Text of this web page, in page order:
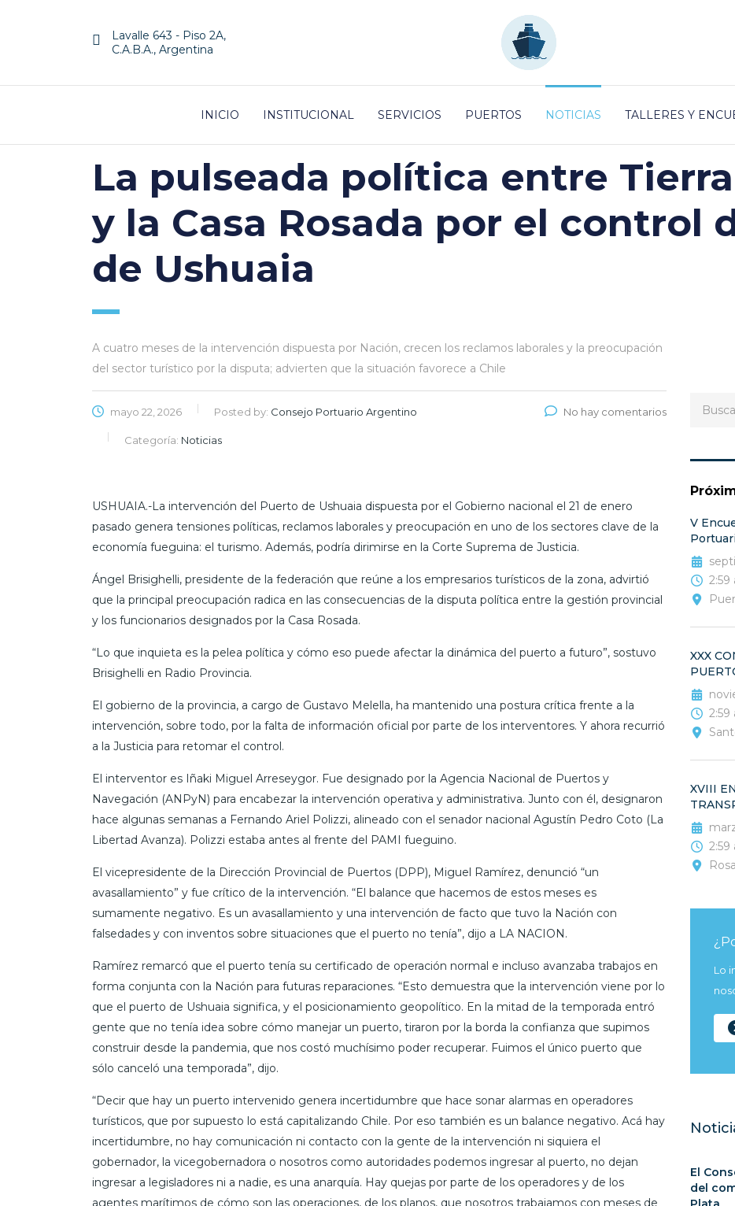
Lavalle 643 - Piso 2A,
C.A.B.A., Argentina
INICIO INSTITUCIONAL SERVICIOS PUERTOS NOTICIAS TALLERES Y
La pulseada política entre
y la Casa Rosada por el control
de Ushuaia
A cuatro meses de la intervención dispuesta por Nación, crecen los reclamos laborales y la preocupación
del sector turístico por la disputa; advierten que la situación favorece a Chile
mayo 22, 2026 Posted by: Consejo Portuario Argentino
Categoría: Noticias
No hay comentarios
USHUAIA.-La intervención del Puerto de Ushuaia dispuesta por el Gobierno nacional el 21 de enero
pasado genera tensiones políticas, reclamos laborales y preocupación en uno de los sectores clave de la
economía fueguina: el turismo. Además, podría dirimirse en la Corte Suprema de Justicia.
Ángel Brisighelli, presidente de la federación que reúne a los empresarios turísticos de la zona, advirtió
que la principal preocupación radica en las consecuencias de la disputa política entre la gestión provincial
y los funcionarios designados por la Casa Rosada.
“Lo que inquieta es la pelea política y cómo eso puede afectar la dinámica del puerto a futuro”, sostuvo
Brisighelli en Radio Provincia.
El gobierno de la provincia, a cargo de Gustavo Melella, ha mantenido una postura crítica frente a la
intervención, sobre todo, por la falta de información oficial por parte de los interventores. Y ahora recurrió
a la Justicia para retomar el control.
El interventor es Iñaki Miguel Arreseygor. Fue designado por la Agencia Nacional de Puertos y
Navegación (ANPyN) para encabezar la intervención operativa y administrativa. Junto con él, designaron
hace algunas semanas a Fernando Ariel Polizzi, alineado con el senador nacional Agustín Pedro Coto (La
Libertad Avanza). Polizzi estaba antes al frente del PAMI fueguino.
El vicepresidente de la Dirección Provincial de Puertos (DPP), Miguel Ramírez, denunció “un
avasallamiento” y fue crítico de la intervención. “El balance que hacemos de estos meses es
sumamente negativo. Es un avasallamiento y una intervención de facto que tuvo la Nación con
falsedades y con inventos sobre situaciones que el puerto no tenía”, dijo a LA NACION.
Ramírez remarcó que el puerto tenía su certificado de operación normal e incluso avanzaba trabajos en
forma conjunta con la Nación para futuras reparaciones. “Esto demuestra que la intervención viene por lo
que el puerto de Ushuaia significa, y el posicionamiento geopolítico. En la mitad de la temporada entró
gente que no tenía idea sobre cómo manejar un puerto, tiraron por la borda la confianza que supimos
construir desde la pandemia, que nos costó muchísimo poder recuperar. Fuimos el único puerto que
sólo canceló una temporada”, dijo.
“Decir que hay un puerto intervenido genera incertidumbre que hace sonar alarmas en operadores
turísticos, que por supuesto lo está capitalizando Chile. Por eso también es un balance negativo. Acá hay
incertidumbre, no hay comunicación ni contacto con la gente de la intervención ni siquiera el
gobernador, la vicegobernadora o nosotros como autoridades podemos ingresar al puerto, no dejan
ingresar a legisladores ni a nadie, es una anarquía. Hay quejas por parte de los operadores y de los
agentes marítimos de cómo son las operaciones, de los planos, que nosotros trabajamos con meses de
V
2:59
XXX
2:59
XVIII
2:59
Lo
El
del